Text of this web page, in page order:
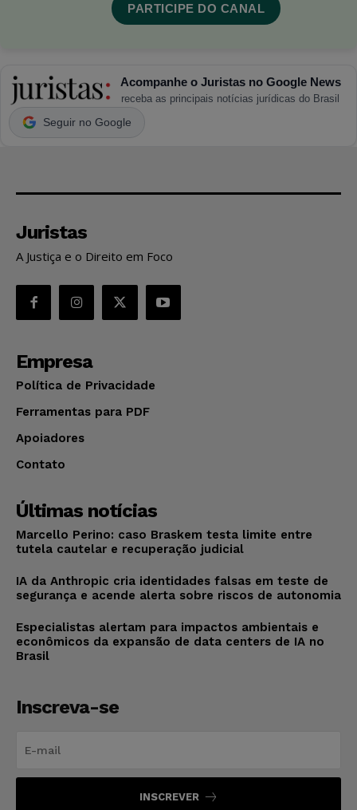
PARTICIPE DO CANAL
Acompanhe o Juristas no Google News
receba as principais notícias jurídicas do Brasil
Seguir no Google
Juristas
A Justiça e o Direito em Foco
Empresa
Política de Privacidade
Ferramentas para PDF
Apoiadores
Contato
Últimas notícias
Marcello Perino: caso Braskem testa limite entre
tutela cautelar e recuperação judicial
IA da Anthropic cria identidades falsas em teste de
segurança e acende alerta sobre riscos de autonomia
Especialistas alertam para impactos ambientais e
econômicos da expansão de data centers de IA no
Brasil
Inscreva-se
INSCREVER